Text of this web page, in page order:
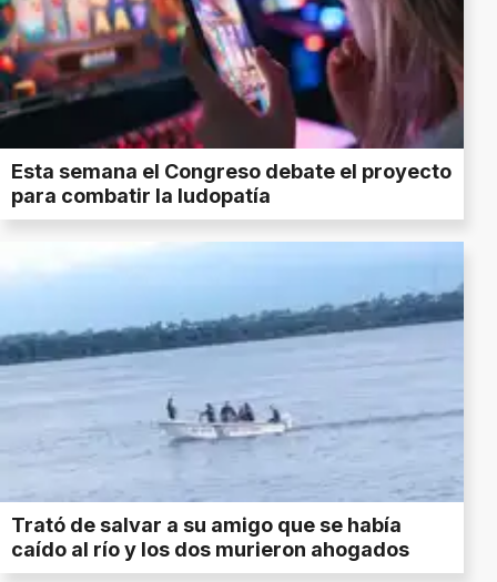
Esta semana el Congreso debate el proyecto
para combatir la ludopatía
Trató de salvar a su amigo que se había
caído al río y los dos murieron ahogados